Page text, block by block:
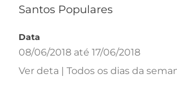
Santos Populares
Data
08/06/2018 até 17/06/2018
Ver deta | Todos os dias da